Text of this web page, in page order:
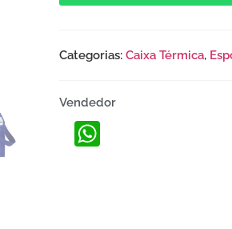
Categorias: Caixa Térmica,
Vendedor
WhatsApp